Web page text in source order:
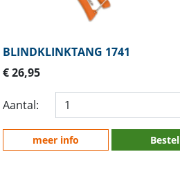
BLINDKLINKTANG 1741
€ 26,95
Aantal:
meer info Bestel